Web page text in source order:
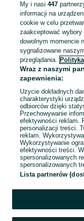
Zaloguj się lub załóż
sprzedającym
Zaloguj się / Załóż
My i nasi447
informacji na
cookie w celu
zaakceptować
dowolnym momencie
sygnalizowane
przeglądania.
Wraz z naszymi
zapewnienia:
Użycie dokładnych
charakterystyki
odbiorców dzięki
Przechowywanie
efektywności reklam.
personalizacji treści.
reklam.
Wykorzystywanie
efektywności treści.
spersonalizowanych
spersonalizowanych
Lista partnerów